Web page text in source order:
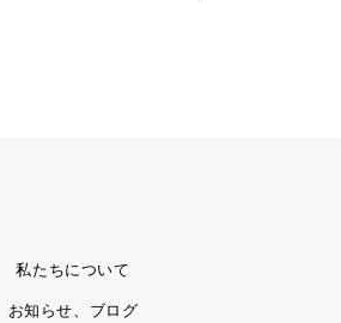
私たちについて
お知らせ、ブログ